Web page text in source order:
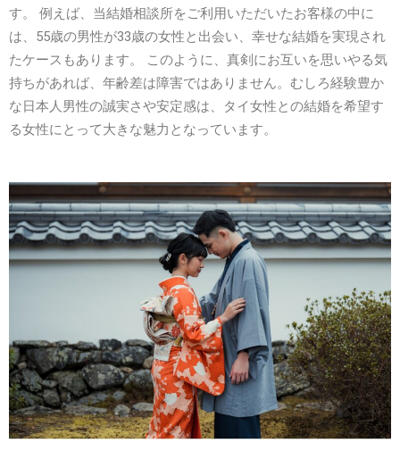
す。 例えば、当結婚相談所をご利用いただいたお客様の中に
は、55歳の男性が33歳の女性と出会い、幸せな結婚を実現され
たケースもあります。 このように、真剣にお互いを思いやる気
持ちがあれば、年齢差は障害ではありません。むしろ経験豊か
な日本人男性の誠実さや安定感は、タイ女性との結婚を希望す
る女性にとって大きな魅力となっています。